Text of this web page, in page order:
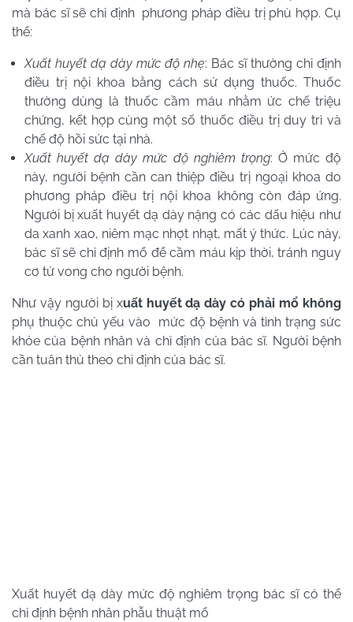
mà bác sĩ sẽ chỉ định phương pháp điều trị phù hợp. Cụ
thể:
Xuất huyết dạ dày mức độ nhẹ: Bác sĩ thường chỉ định
điều trị nội khoa bằng cách sử dụng thuốc. Thuốc
thường dùng là thuốc cầm máu nhằm ức chế triệu
chứng, kết hợp cùng một số thuốc điều trị duy trì và
chế độ hồi sức tại nhà.
Xuất huyết dạ dày mức độ nghiêm trọng: Ở mức độ
này, người bệnh cần can thiệp điều trị ngoại khoa do
phương pháp điều trị nội khoa không còn đáp ứng.
Người bị xuất huyết dạ dày nặng có các dấu hiệu như
da xanh xao, niêm mạc nhợt nhạt, mất ý thức. Lúc này,
bác sĩ sẽ chỉ định mổ để cầm máu kịp thời, tránh nguy
cơ tử vong cho người bệnh.
Như vậy người bị xuất huyết dạ dày có phải mổ không
phụ thuộc chủ yếu vào mức độ bệnh và tình trạng sức
khỏe của bệnh nhân và chỉ định của bác sĩ. Người bệnh
cần tuân thủ theo chỉ định của bác sĩ.
Xuất huyết dạ dày mức độ nghiêm trọng bác sĩ có thể
chỉ định bệnh nhân phẫu thuật mổ